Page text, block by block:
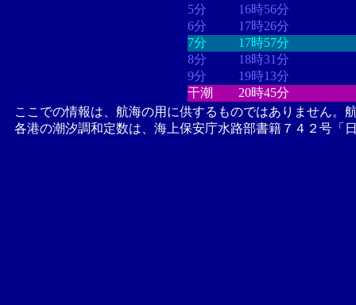
5分
16時56分
6分
17時26分
7分
17時57分
8分
18時31分
9分
19時13分
干潮
20時45分
ここでの情報は、航海の用に供するものではありません。
各港の潮汐調和定数は、海上保安庁水路部書籍７４２号「